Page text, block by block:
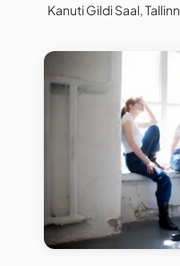
Kanuti Gildi Saal, Tallinn